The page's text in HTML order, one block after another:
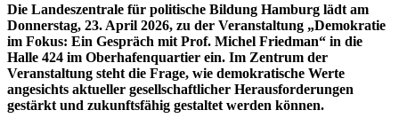
Die Landeszentrale für politische Bildung Hamburg lädt am
Donnerstag, 23. April 2026, zu der Veranstaltung „Demokratie
im Fokus: Ein Gespräch mit Prof. Michel Friedman“ in die
Halle 424 im Oberhafenquartier ein. Im Zentrum der
Veranstaltung steht die Frage, wie demokratische Werte
angesichts aktueller gesellschaftlicher Herausforderungen
gestärkt und zukunftsfähig gestaltet werden können.